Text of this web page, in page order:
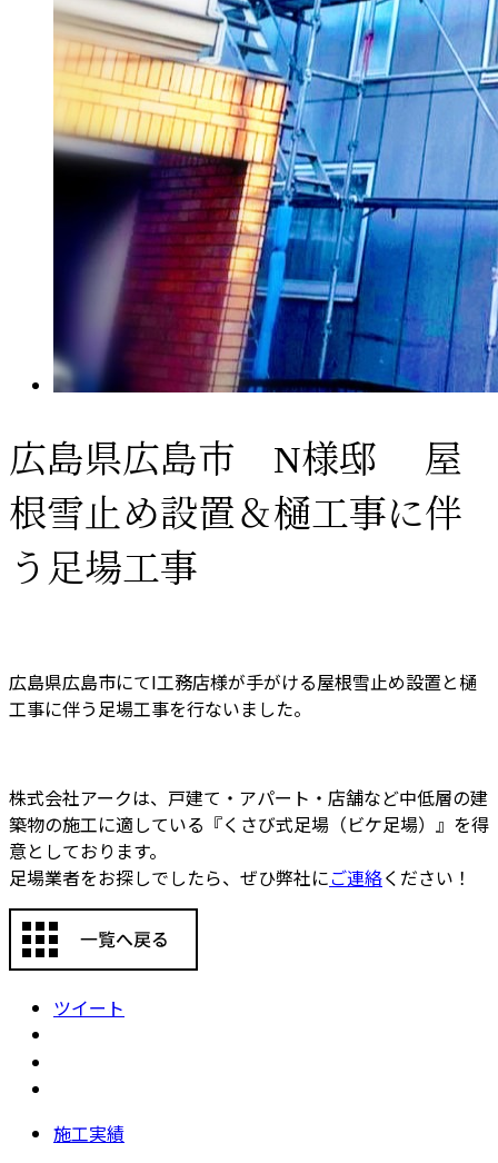
広島県広島市 N様邸 屋
根雪止め設置＆樋工事に伴
う足場工事
広島県広島市にてI工務店様が手がける屋根雪止め設置と樋
工事に伴う足場工事を行ないました。
株式会社アークは、戸建て・アパート・店舗など中低層の建
築物の施工に適している『くさび式足場（ビケ足場）』を得
意としております。
足場業者をお探しでしたら、ぜひ弊社にご連絡ください！
ツイート
施工実績